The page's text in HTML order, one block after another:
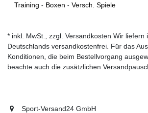
Training - Boxen - Versch. Spiele
* inkl. MwSt., zzgl. Versandkosten Wir liefern
Deutschlands versandkostenfrei. Für das
Konditionen, die beim Bestellvorgang
beachte auch die zusätzlichen
Sport-Versand24 GmbH